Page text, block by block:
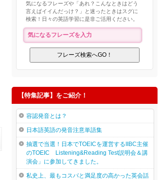
気になるフレーズや「あれ？こんなときはどう
言えばイイんだっけ？」と迷ったときはスグに
検索！日々の英語学習に是非ご活用ください。
【特集記事】をご紹介！
容認発音とは？
日本語英語の発音注意単語集
抽選で当選！日本でTOEICを運営するIIBC主催
のTOEIC Listening&Reading Test説明会＆講
演会」に参加してきました。
私史上、最もコスパと満足度の高かった英会話